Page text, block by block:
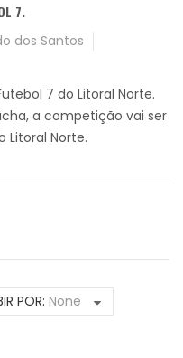
7.
dos Santos
7 do Litoral Norte.
a competição vai ser
Litoral Norte.
POR: None